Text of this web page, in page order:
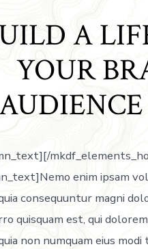
A
YOUR
enim ipsam
consequuntur magni
quisquam est, qui
non numquam eius